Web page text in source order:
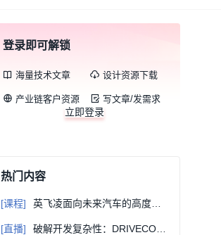
登录即可解锁
海量技术文章 设计资源下载
产业链客户资源 写文章/发需求
立即登录
热门内容
[课程] 英飞凌面向未来汽车的高度集成BLDC电机控制解决方案
[直播] 破解开发复杂性：DRIVECORE™ TC4 IT2 赋能ADAS、AD和机器人应用创新